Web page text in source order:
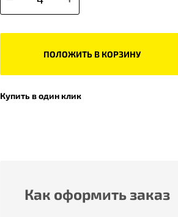
ПОЛОЖИТЬ В КОРЗИНУ
Купить в один клик
Как оформить заказ